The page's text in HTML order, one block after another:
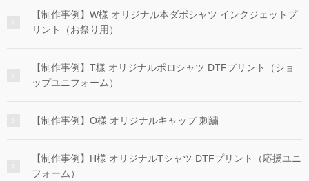
【制作事例】W様 オリジナル本ダボシャツ インクジェットプ
リント（お祭り用）
【制作事例】T様 オリジナルポロシャツ DTFプリント（ショ
ップユニフォーム）
【制作事例】O様 オリジナルキャップ 刺繍
【制作事例】H様 オリジナルTシャツ DTFプリント（応援ユニ
フォーム）